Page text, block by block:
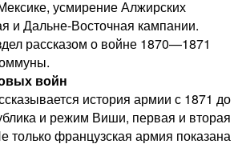
усмирение Алжирских
и Дальне-Восточная кампании.
рассказом о войне 1870—1871
войн
история армии с 1871 до
и режим Виши, первая и вторая
французская армия показана